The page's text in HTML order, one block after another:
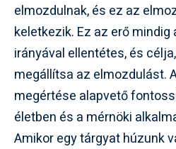
elmozdulnak, és ez az
keletkezik. Ez az erő
irányával ellentétes, és
megállítsa az elmozdulást.
megértése alapvető
életben és a mérnöki
Amikor egy tárgyat húzunk